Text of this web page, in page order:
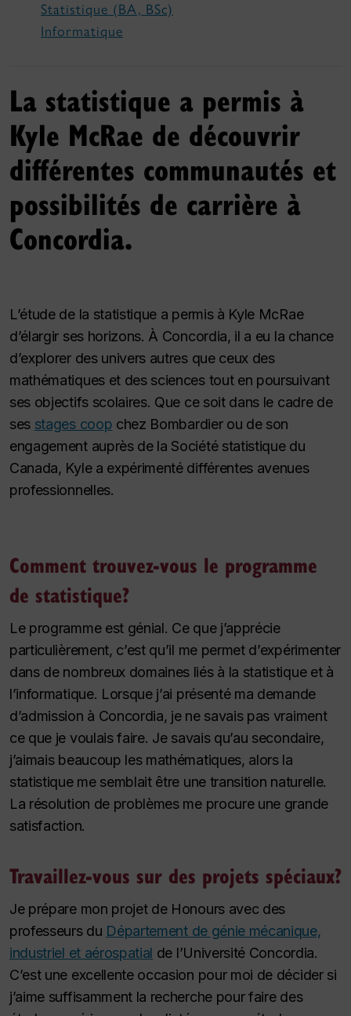
Statistique (BA, BSc)
Informatique
La statistique a permis à
Kyle McRae de découvrir
différentes communautés et
possibilités de carrière à
Concordia.
L’étude de la statistique a permis à Kyle McRae
d’élargir ses horizons. À Concordia, il a eu la chance
d’explorer des univers autres que ceux des
mathématiques et des sciences tout en poursuivant
ses objectifs scolaires. Que ce soit dans le cadre de
ses stages coop chez Bombardier ou de son
engagement auprès de la Société statistique du
Canada, Kyle a expérimenté différentes avenues
professionnelles.
Comment trouvez-vous le programme
de statistique?
Le programme est génial. Ce que j’apprécie
particulièrement, c’est qu’il me permet d’expérimenter
dans de nombreux domaines liés à la statistique et à
l’informatique. Lorsque j’ai présenté ma demande
d’admission à Concordia, je ne savais pas vraiment
ce que je voulais faire. Je savais qu’au secondaire,
j’aimais beaucoup les mathématiques, alors la
statistique me semblait être une transition naturelle.
La résolution de problèmes me procure une grande
satisfaction.
Travaillez-vous sur des projets spéciaux?
Je prépare mon projet de Honours avec des
professeurs du Département de génie mécanique,
industriel et aérospatial de l’Université Concordia.
C’est une excellente occasion pour moi de décider si
j’aime suffisamment la recherche pour faire des